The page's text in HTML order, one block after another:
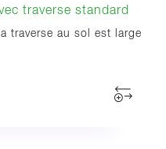
traverse standard
traverse au sol est large